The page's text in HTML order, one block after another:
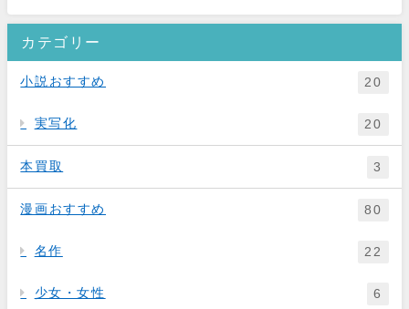
カテゴリー
小説おすすめ 20
実写化 20
本買取 3
漫画おすすめ 80
名作 22
少女・女性 6